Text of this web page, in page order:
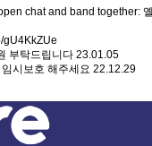
chat and band together:
gU4KkZUe
부탁드립니다 23.01.05
시보호 해주세요 22.12.29